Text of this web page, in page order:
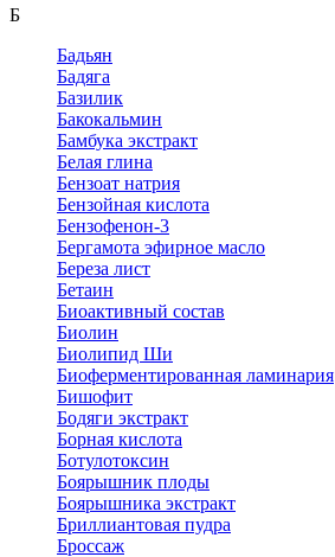
Б
Бадьян
Бадяга
Базилик
Бакокальмин
Бамбука экстракт
Белая глина
Бензоат натрия
Бензойная кислота
Бензофенон-3
Бергамота эфирное масло
Береза лист
Бетаин
Биоактивный состав
Биолин
Биолипид Ши
Биоферментированная ламинария
Бишофит
Бодяги экстракт
Борная кислота
Ботулотоксин
Боярышник плоды
Боярышника экстракт
Бриллиантовая пудра
Броссаж